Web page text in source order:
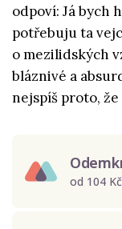
odpoví: Já bych
potřebuju ta
o mezilidských
bláznivé a
nejspíš proto,
od 104